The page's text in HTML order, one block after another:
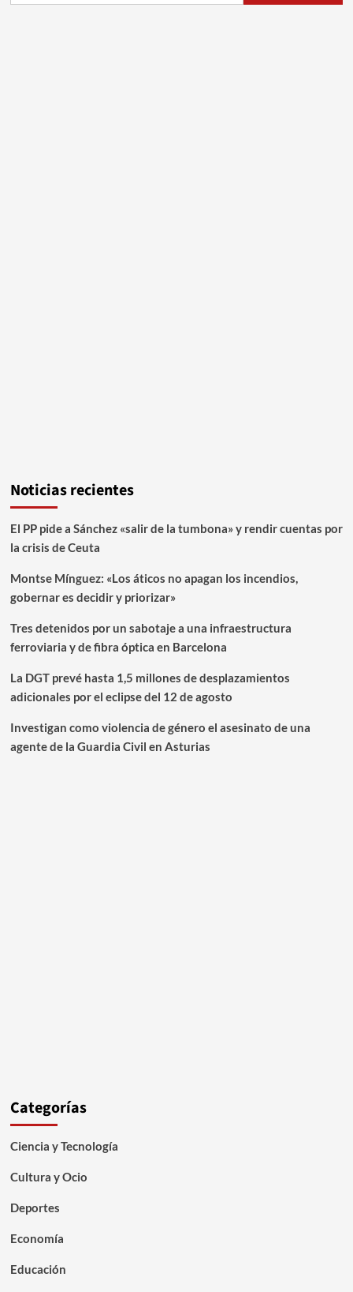
Noticias recientes
El PP pide a Sánchez «salir de la tumbona» y rendir cuentas por
la crisis de Ceuta
Montse Mínguez: «Los áticos no apagan los incendios,
gobernar es decidir y priorizar»
Tres detenidos por un sabotaje a una infraestructura
ferroviaria y de fibra óptica en Barcelona
La DGT prevé hasta 1,5 millones de desplazamientos
adicionales por el eclipse del 12 de agosto
Investigan como violencia de género el asesinato de una
agente de la Guardia Civil en Asturias
Categorías
Ciencia y Tecnología
Cultura y Ocio
Deportes
Economía
Educación